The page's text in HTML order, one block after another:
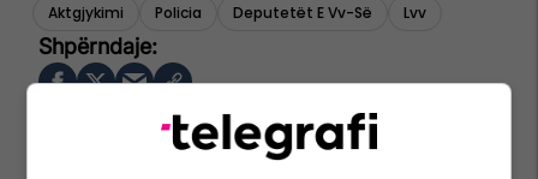
Aktgjykimi Policia Deputetët E Vv-Së Lvv